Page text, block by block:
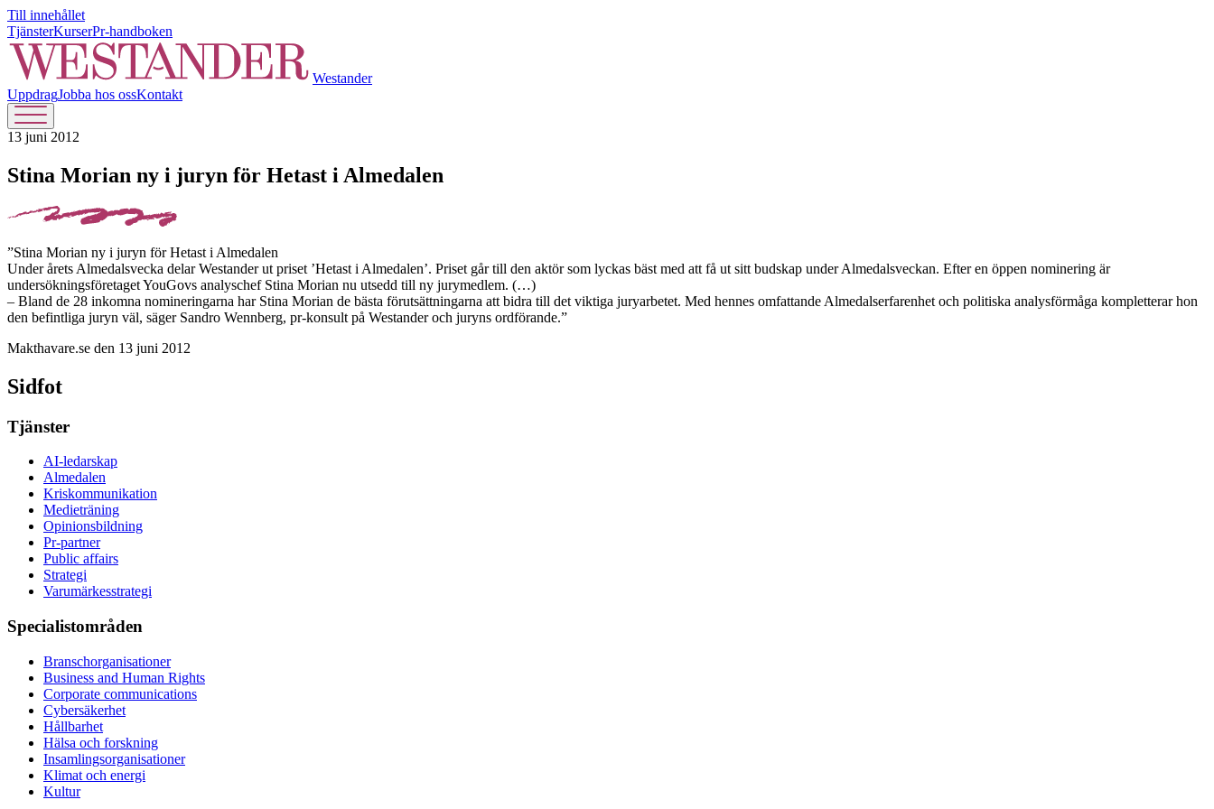
Till innehållet
TjänsterKurserPr-handboken
Westander
UppdragJobba hos ossKontakt
13 juni 2012
Stina Morian ny i juryn för Hetast i Almedalen
”Stina Morian ny i juryn för Hetast i Almedalen
Under årets Almedalsvecka delar Westander ut priset ’Hetast i Almedalen’. Priset går till den aktör som lyckas bäst med att få ut sitt budskap under Almedalsveckan. Efter en öppen nominering är
undersökningsföretaget YouGovs analyschef Stina Morian nu utsedd till ny jurymedlem. (…)
– Bland de 28 inkomna nomineringarna har Stina Morian de bästa förutsättningarna att bidra till det viktiga juryarbetet. Med hennes omfattande Almedalserfarenhet och politiska analysförmåga kompletterar hon
den befintliga juryn väl, säger Sandro Wennberg, pr-konsult på Westander och juryns ordförande.”
Makthavare.se den 13 juni 2012
Sidfot
Tjänster
AI-ledarskap
Almedalen
Kris­kommunikation
Medieträning
Opinionsbildning
Pr-partner
Public affairs
Strategi
Varumärkesstrategi
Specialistområden
Branschorganisationer
Business and Human Rights
Corporate communications
Cybersäkerhet
Hållbarhet
Hälsa och forskning
Insamlingsorganisationer
Klimat och energi
Kultur